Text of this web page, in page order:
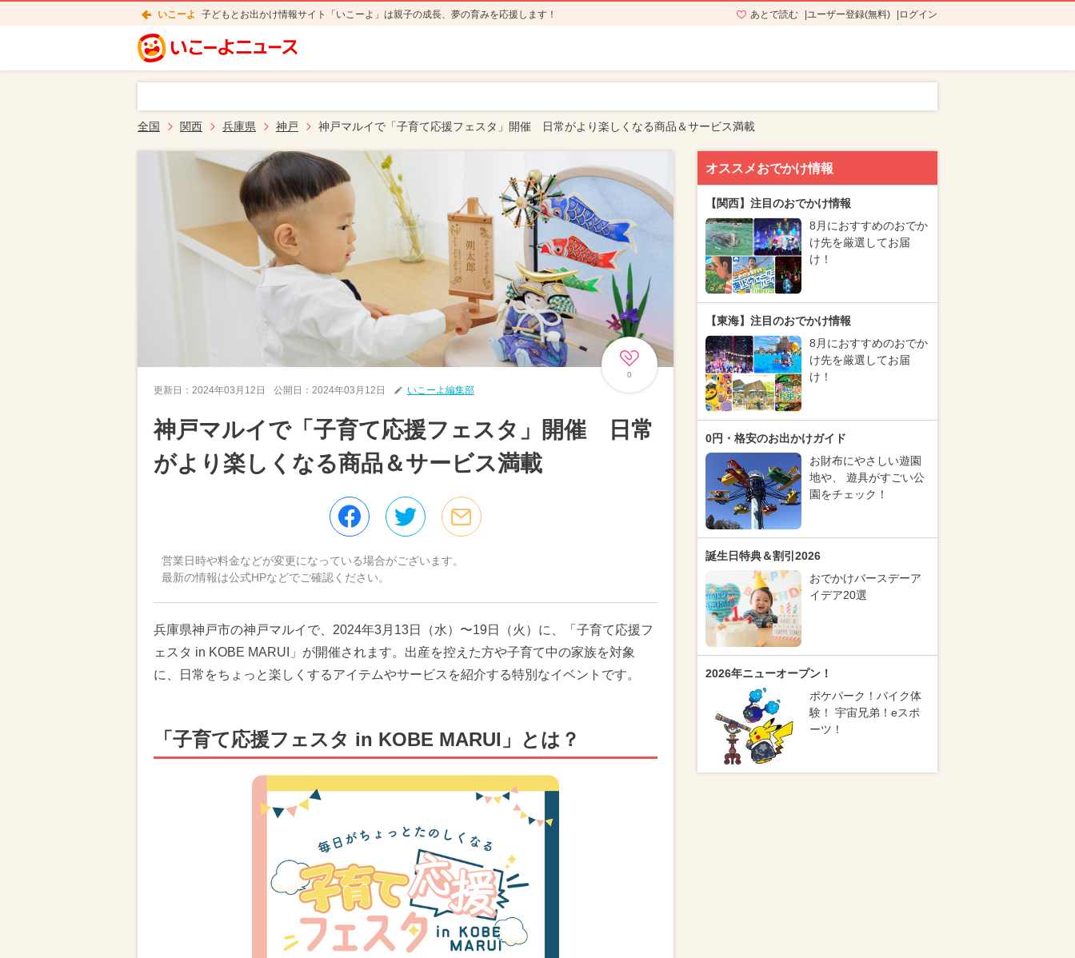
いこーよ 子どもとお出かけ情報サイト「いこーよ」は親子の成長、夢の育みを応援します！ あとで読む ユーザー登録(無料) ログイン
全国 関西 兵庫県 神戸 神戸マルイで「子育て応援フェスタ」開催 日常がより楽しくなる商品＆サービス満載
0
更新日： 2024年03月12日 公開日： 2024年03月12日 いこーよ編集部
神戸マルイで「子育て応援フェスタ」開催 日常
がより楽しくなる商品＆サービス満載
営業日時や料金などが変更になっている場合がございます。
最新の情報は公式HPなどでご確認ください。
兵庫県神戸市の神戸マルイで、2024年3月13日（水）〜19日（火）に、「子育て応援フ
ェスタ in KOBE MARUI」が開催されます。出産を控えた方や子育て中の家族を対象
に、日常をちょっと楽しくするアイテムやサービスを紹介する特別なイベントです。
「子育て応援フェスタ in KOBE MARUI」とは？
オススメおでかけ情報
【関西】注目のおでかけ情報
8月におすすめのおでか
け先を厳選してお届
け！
【東海】注目のおでかけ情報
8月におすすめのおでか
け先を厳選してお届
け！
0円・格安のお出かけガイド
お財布にやさしい遊園
地や、 遊具がすごい公
園をチェック！
誕生日特典＆割引2026
おでかけバースデーア
イデア20選
2026年ニューオープン！
ポケパーク！バイク体
験！ 宇宙兄弟！eスポ
ーツ！